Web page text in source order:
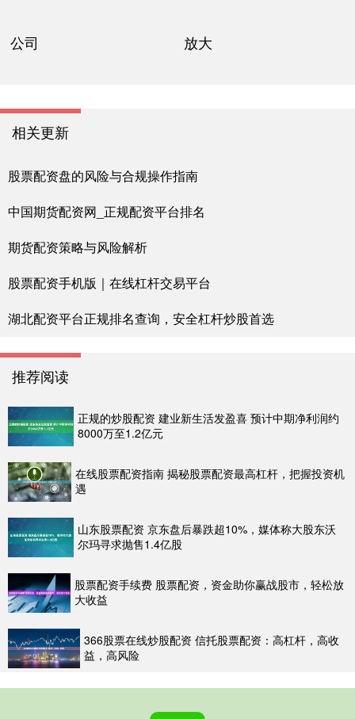
公司 放大
相关更新
股票配资盘的风险与合规操作指南
中国期货配资网_正规配资平台排名
期货配资策略与风险解析
股票配资手机版｜在线杠杆交易平台
湖北配资平台正规排名查询，安全杠杆炒股首选
推荐阅读
正规的炒股配资 建业新生活发盈喜 预计中期净利润约
8000万至1.2亿元
在线股票配资指南 揭秘股票配资最高杠杆，把握投资机
遇
山东股票配资 京东盘后暴跌超10%，媒体称大股东沃
尔玛寻求抛售1.4亿股
股票配资手续费 股票配资，资金助你赢战股市，轻松放
大收益
366股票在线炒股配资 信托股票配资：高杠杆，高收
益，高风险